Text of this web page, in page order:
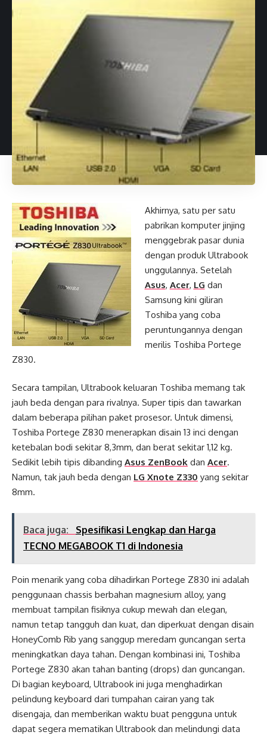
Akhirnya, satu per satu
pabrikan komputer jinjing
menggebrak pasar dunia
dengan produk Ultrabook
unggulannya. Setelah
Asus, Acer, LG dan
Samsung kini giliran
Toshiba yang coba
peruntungannya dengan
merilis Toshiba Portege
Z830.
Secara tampilan, Ultrabook keluaran Toshiba memang tak
jauh beda dengan para rivalnya. Super tipis dan tawarkan
dalam beberapa pilihan paket prosesor. Untuk dimensi,
Toshiba Portege Z830 menerapkan disain 13 inci dengan
ketebalan bodi sekitar 8,3mm, dan berat sekitar 1,12 kg.
Sedikit lebih tipis dibanding Asus ZenBook dan Acer.
Namun, tak jauh beda dengan LG Xnote Z330 yang sekitar
8mm.
Baca juga:
Spesifikasi Lengkap dan Harga
TECNO MEGABOOK T1 di Indonesia
Poin menarik yang coba dihadirkan Portege Z830 ini adalah
penggunaan chassis berbahan magnesium alloy, yang
membuat tampilan fisiknya cukup mewah dan elegan,
namun tetap tangguh dan kuat, dan diperkuat dengan disain
HoneyComb Rib yang sanggup meredam guncangan serta
meningkatkan daya tahan. Dengan kombinasi ini, Toshiba
Portege Z830 akan tahan banting (drops) dan guncangan.
Di bagian keyboard, Ultrabook ini juga menghadirkan
pelindung keyboard dari tumpahan cairan yang tak
disengaja, dan memberikan waktu buat pengguna untuk
dapat segera mematikan Ultrabook dan melindungi data